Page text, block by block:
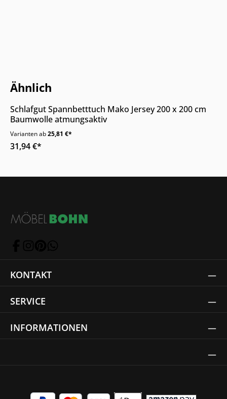
Ähnlich
Nur Online erhältlich
Schlafgut Spannbetttuch Mako Jersey 200 x 200 cm
Baumwolle atmungsaktiv
Varianten ab25,81 €*
31,94 €*
KONTAKT
SERVICE
INFORMATIONEN